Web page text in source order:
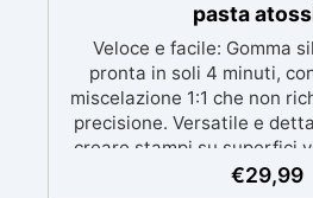
pasta
Veloce e facile: Gomma
pronta in soli 4 minuti,
miscelazione 1:1 che non
precisione. Versatile e
creare stampi su superfici
intricati, compatibile con
€29,99